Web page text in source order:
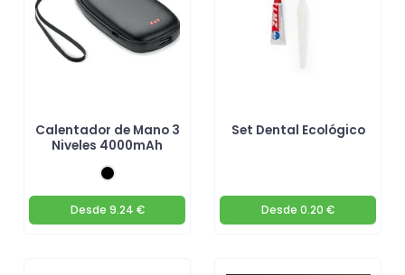
Calentador de Mano 3
Niveles 4000mAh
Desde 9.24 €
Set Dental Ecológico
Desde 0.20 €